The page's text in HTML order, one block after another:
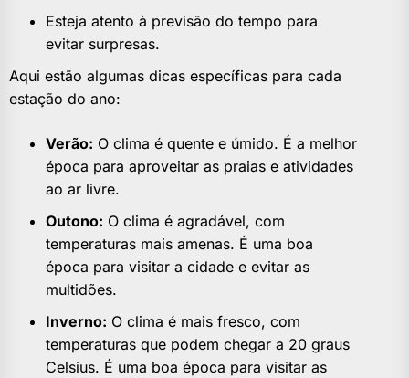
Esteja atento à previsão do tempo para
evitar surpresas.
Aqui estão algumas dicas específicas para cada
estação do ano:
Verão: O clima é quente e úmido. É a melhor
época para aproveitar as praias e atividades
ao ar livre.
Outono: O clima é agradável, com
temperaturas mais amenas. É uma boa
época para visitar a cidade e evitar as
multidões.
Inverno: O clima é mais fresco, com
temperaturas que podem chegar a 20 graus
Celsius. É uma boa época para visitar as